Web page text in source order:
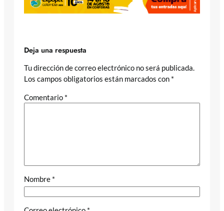
Deja una respuesta
Tu dirección de correo electrónico no será publicada.
Los campos obligatorios están marcados con *
Comentario *
Nombre *